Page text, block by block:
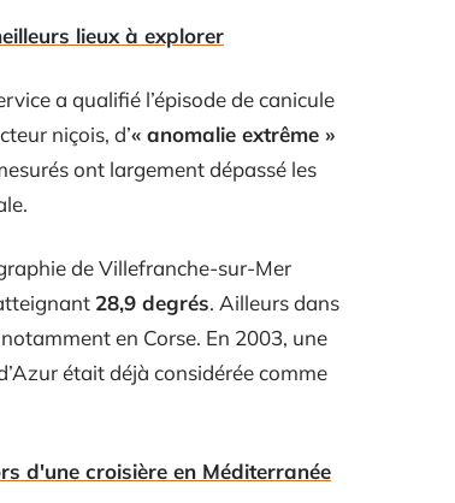
lieux à explorer
a qualifié l’épisode de canicule
niçois, d’« anomalie extrême »
ont largement dépassé les
de Villefranche-sur-Mer
28,9 degrés. Ailleurs dans
en Corse. En 2003, une
était déjà considérée comme
d'une croisière en Méditerranée